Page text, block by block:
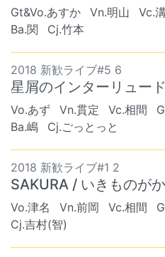
Gt&Vo.あすか Vn.明山 Vc.
Ba.関
Cj.竹本
2018 新歓ライブ#5 6
星屑のインターリュー
Vo.あず Vn.貫定 Vc.相間
Ba.嶋
Cj.ごっとっと
2018 新歓ライブ#1 2
SAKURA / いきものが
Vo.津名 Vn.前岡 Vc.相間
Cj.吉村(智)